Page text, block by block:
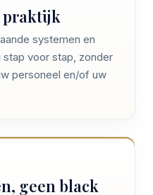
praktijk
systemen en
voor stap, zonder
personeel en/of uw
geen black